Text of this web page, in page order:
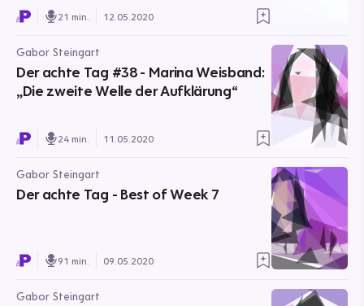
21 min. 12.05.2020
Gabor Steingart
Der achte Tag #38 - Marina Weisband:
„Die zweite Welle der Aufklärung“
24 min. 11.05.2020
Gabor Steingart
Der achte Tag - Best of Week 7
91 min. 09.05.2020
Gabor Steingart